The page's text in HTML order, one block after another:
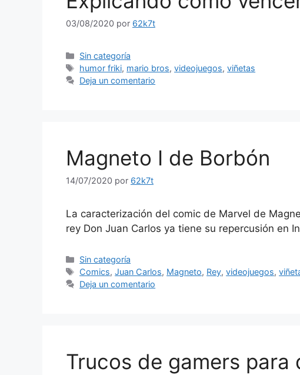
03/08/2020 por 62k7t
Categorías
Sin categoría
Etiquetas
humor friki, mario bros,videojuegos,viñetas
Deja un comentario
Magneto I de Borbón
14/07/2020 por 62k7t
La caracterización del comic de Marvel de
rey Don Juan Carlos ya tiene su repercusión en
Categorías
Sin categoría
Etiquetas
Comics,Juan Carlos, Magneto, Rey,videojuegos,
Deja un comentario
Trucos de gamers para